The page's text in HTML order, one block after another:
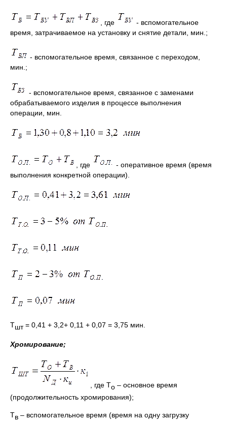
, где
- вспомогательное
время, затрачиваемое на установку и снятие детали, мин.;
- вспомогательное время, связанное с переходом,
мин.;
- вспомогательное время, связанное с заменами
обрабатываемого изделия в процессе выполнения
операции, мин.
, где
- оперативное время (время
выполнения конкретной операции).
Тшт= 0,41 + 3,2+ 0,11 + 0,07 = 3,75 мин.
Хромирование;
, где То – основное время
(продолжительность хромирования);
Тв – вспомогательное время (время на одну загрузку